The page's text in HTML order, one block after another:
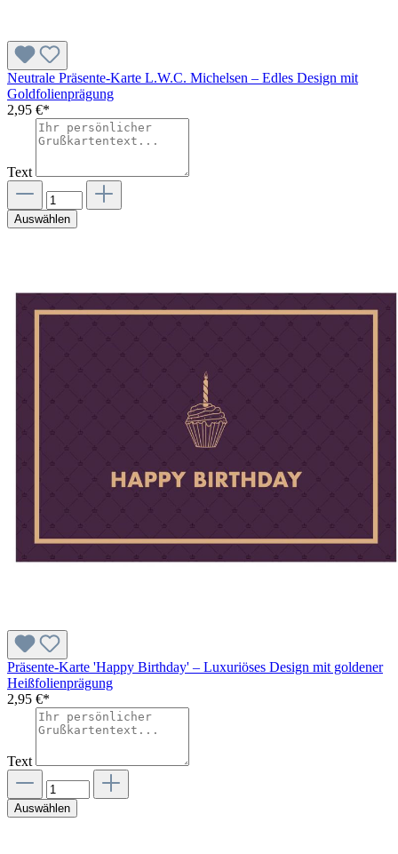
Neutrale Präsente-Karte L.W.C. Michelsen – Edles Design mit
Goldfolienprägung
2,95 €*
Text
Auswählen
Präsente-Karte 'Happy Birthday' – Luxuriöses Design mit goldener
Heißfolienprägung
2,95 €*
Text
Auswählen